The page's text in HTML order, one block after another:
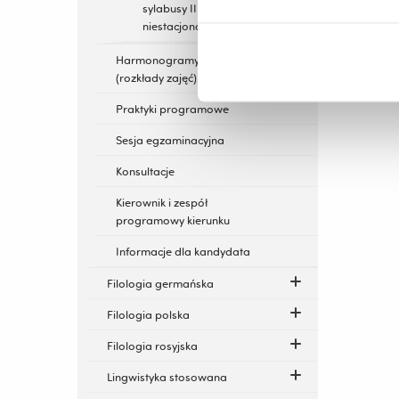
sylabusy II st.
niestacjonarne 2019-2021
Harmonogramy zajęć
(rozkłady zajęć)
Praktyki programowe
Sesja egzaminacyjna
Konsultacje
Kierownik i zespół
programowy kierunku
Informacje dla kandydata
Filologia germańska
Filologia polska
Filologia rosyjska
Lingwistyka stosowana